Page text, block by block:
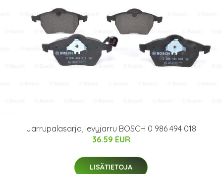
Jarrupalasarja, levyjarru BOSCH 0 986 494 018
36.59 EUR
LISÄTIETOJA